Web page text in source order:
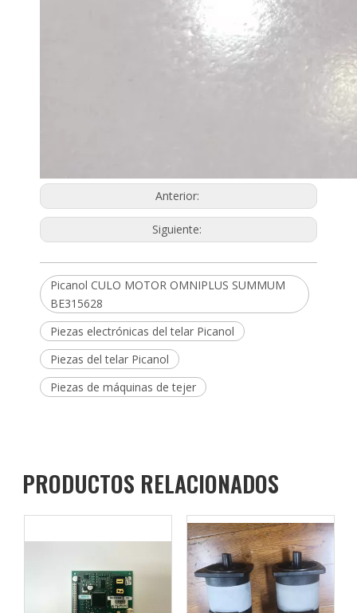
Anterior:
Siguiente:
Picanol CULO MOTOR OMNIPLUS SUMMUM
BE315628
Piezas electrónicas del telar Picanol
Piezas del telar Picanol
Piezas de máquinas de tejer
PRODUCTOS RELACIONADOS